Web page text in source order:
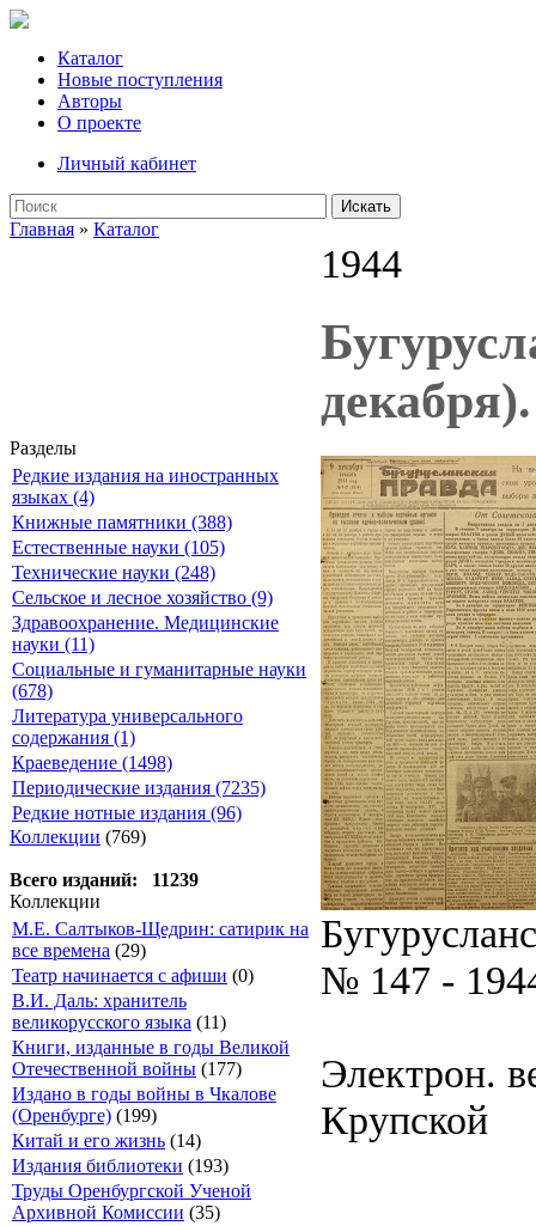
Каталог
Новые поступления
Авторы
О проекте
Личный кабинет
Искать
Главная » Каталог
Разделы
Редкие издания на иностранных
языках (4)
Книжные памятники (388)
Естественные науки (105)
Технические науки (248)
Сельское и лесное хозяйство (9)
Здравоохранение. Медицинские
науки (11)
Социальные и гуманитарные науки
(678)
Литература универсального
содержания (1)
Краеведение (1498)
Периодические издания (7235)
Редкие нотные издания (96)
Коллекции (769)
Всего изданий: 11239
Коллекции
М.Е. Салтыков-Щедрин: сатирик на
все времена (29)
Театр начинается с афиши (0)
В.И. Даль: хранитель
великорусского языка (11)
Книги, изданные в годы Великой
Отечественной войны (177)
Издано в годы войны в Чкалове
(Оренбурге) (199)
Китай и его жизнь (14)
Издания библиотеки (193)
Труды Оренбургской Ученой
Архивной Комиссии (35)
1944
№ 147 -
Электрон.
Крупской